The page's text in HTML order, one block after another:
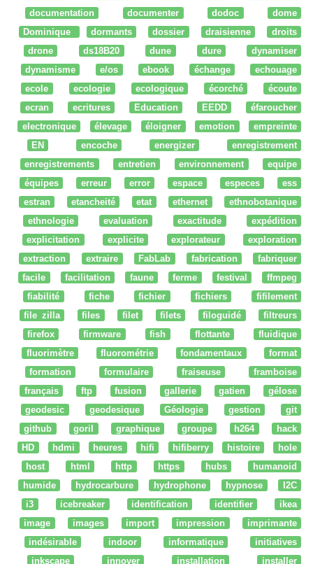
documentation
documenter dodoc
dome
Dominique
dormants dossier draisienne
droits
drone
ds18B20 dune dure
dynamiser
dynamisme
e/os ebook échange
echouage
ecole
ecologie ecologique écorché
écoute
ecran
ecritures Education EEDD
éfaroucher
electronique
élevage éloigner emotion
empreinte
EN
encoche energizer
enregistrement
enregistrements
entretien environnement
equipe
équipes
erreur error espace especes
ess
estran
etancheité etat ethernet
ethnobotanique
ethnologie
evaluation exactitude
expédition
explicitation
explicite explorateur
exploration
extraction
extraire FabLab fabrication
fabriquer
facile
facilitation faune ferme festival
ffmpeg
fiabilité
fiche fichier fichiers
fifilement
file zilla
files filet filets filoguidé
filtreurs
firefox
firmware fish flottante
fluidique
fluorimètre
fluorométrie fondamentaux
format
formation
formulaire fraiseuse
framboise
français
ftp fusion gallerie gatien
gélose
geodesic
geodesique Géologie gestion
git
github
goril graphique groupe h264
hack
HD
hdmi heures hifi hifiberry histoire
hole
host
html http https hubs
humanoid
humide
hydrocarbure hydrophone hypnose
I2C
i3
icebreaker identification identifier
ikea
image
images import impression
imprimante
indésirable
indoor informatique
initiatives
inkscape
innover installation installer